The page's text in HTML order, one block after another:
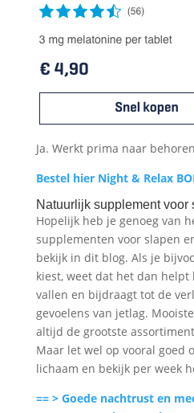
Ja. Werkt prima naar
Bestel hier Night & Relax
Natuurlijk supplement voor
Hopelijk heb je genoeg van
supplementen voor slapen
bekijk in dit blog. Als je
kiest, weet dat het dan
vallen en bijdraagt tot de
gevoelens van jetlag.
altijd de grootste
Maar let wel op vooral goed
lichaam en bekijk per week
== > Goede nachtrust en